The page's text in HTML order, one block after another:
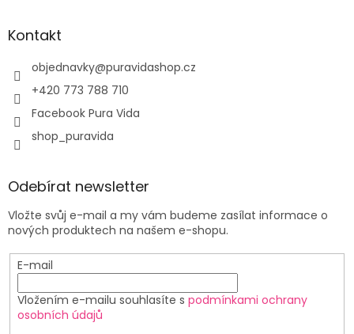
Kontakt
objednavky@puravidashop.cz
+420 773 788 710
Facebook Pura Vida
shop_puravida
Odebírat newsletter
Vložte svůj e-mail a my vám budeme zasílat informace o
nových produktech na našem e-shopu.
E-mail
Vložením e-mailu souhlasíte s podmínkami ochrany
osobních údajů